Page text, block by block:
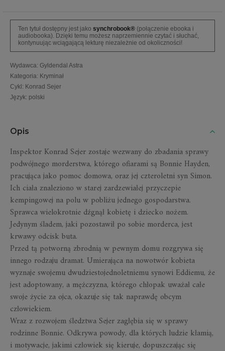
Ten tytuł dostępny jest jako synchrobook® (połączenie ebooka i
audiobooka). Dzięki temu możesz naprzemiennie czytać i słuchać,
kontynuując wciągającą lekturę niezależnie od okoliczności!
Wydawca: Gyldendal Astra
Kategoria: Kryminał
Cykl: Konrad Sejer
Język: polski
Opis
Inspektor Konrad Sejer zostaje wezwany do zbadania sprawy
podwójnego morderstwa, którego ofiarami są Bonnie Hayden,
pracująca jako pomoc domowa, oraz jej czteroletni syn Simon.
Ich ciała znaleziono w starej zardzewiałej przyczepie
kempingowej na polu w pobliżu jednego gospodarstwa.
Sprawca wielokrotnie dźgnął kobietę i dziecko nożem.
Jedynym śladem, jaki pozostawił po sobie morderca, jest
krwawy odcisk buta.
Przed tą potworną zbrodnią w pewnym domu rozgrywa się
innego rodzaju dramat. Umierająca na nowotwór kobieta
wyznaje swojemu dwudziestojednoletniemu synowi Eddiemu, że
jest adoptowany, a mężczyzna, którego chłopak uważał całe
swoje życie za ojca, okazuje się tak naprawdę obcym
człowiekiem.
Wraz z rozwojem śledztwa Sejer zagłębia się w sprawy
rodzinne Bonnie. Odkrywa powody, dla których ludzie kłamią,
i motywacje, jakimi człowiek się kieruje, dopuszczając się